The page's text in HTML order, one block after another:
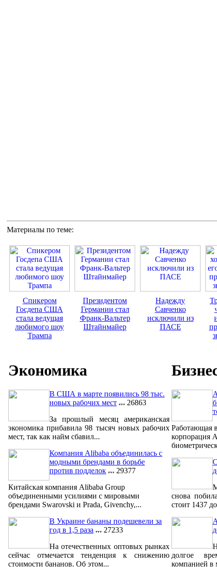
Материалы по теме:
Спикером
Госдепа США
стала ведущая
любимого шоу
Трампа
Президентом
Германии стал
Франк-Вальтер
Штайнмайер
Надежду
Савченко
исключили из
ПАСЕ
Экономика
В США в марте появились 98 тыс.
новых рабочих мест
26863
За прошлый месяц американская
экономика прибавила 98 тысяч новых рабочих
мест, так как найм сбавил...
Компания Alibaba объединилась с
модными брендами в борьбе
против подделок
29377
Китайская компания Alibaba Group
объединенными усилиями с мировыми
брендами Swarovski и Prada, Givenchy,...
В Украине бананы подешевели за
год в 1,5 раза
27233
На отечественных оптовых рынках
сейчас отмечается тенденция к снижению
стоимости бананов. Об этом...
Работающая
корпорация
снова
стоит 1437
долгое
компанией в